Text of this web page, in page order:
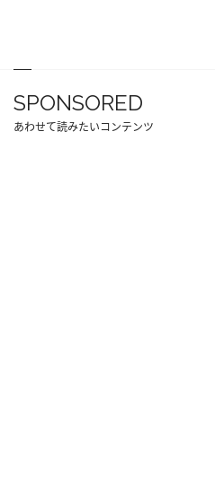
SPONSORED
あわせて読みたいコンテンツ